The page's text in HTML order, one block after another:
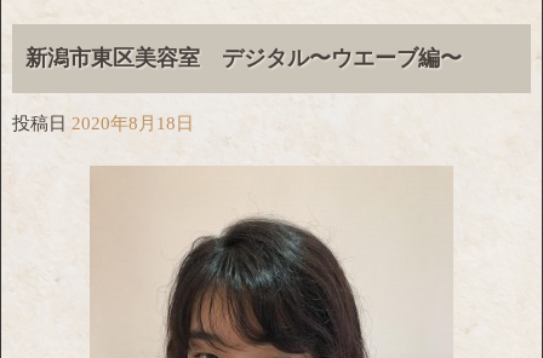
新潟市東区美容室 デジタル〜ウエーブ編〜
投稿日 2020年8月18日